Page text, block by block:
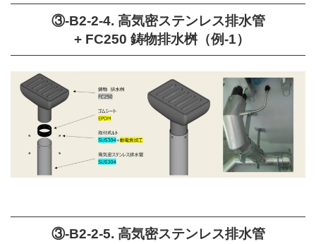
③-B2-2-4. 高気密ステンレス排水管
+ FC250 鋳物排水桝（例-1）
③-B2-2-5. 高気密ステンレス排水管